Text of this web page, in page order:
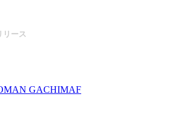
ース
GACHIMAF